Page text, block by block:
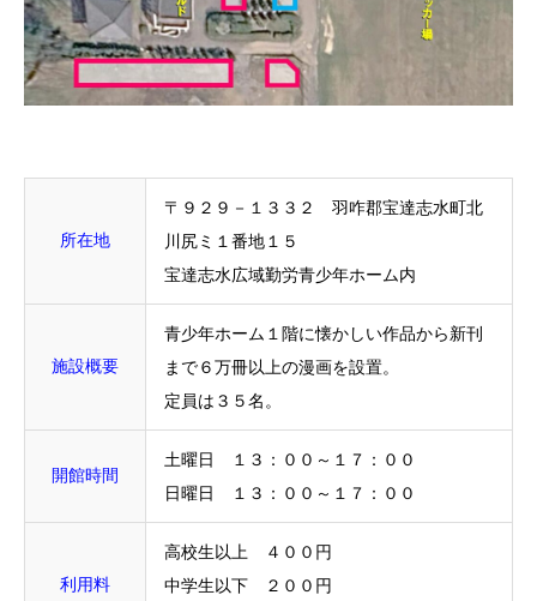
所在地
〒９２９－１３３２ 羽咋郡宝達志水町北
川尻ミ１番地１５
宝達志水広域勤労青少年ホーム内
施設概要
青少年ホーム１階に懐かしい作品から新刊
まで６万冊以上の漫画を設置。
定員は３５名。
開館時間
土曜日 １３：００～１７：００
日曜日 １３：００～１７：００
利用料
高校生以上 ４００円
中学生以下 ２００円